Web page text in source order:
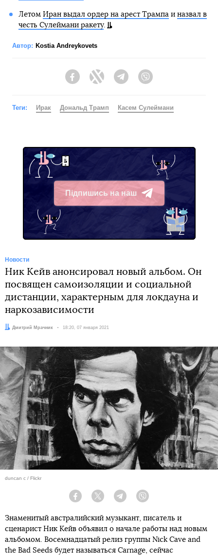
Летом Иран выдал ордер на арест Трампаи назвал в
честь Сулеймани ракету.
Автор: Kostia Andreykovets
FacebookTwitter Telegram
Теги: Ирак Дональд Трамп Касем Сулеймани
Підпишись на наш
Telegram
Новости
Ник Кейв анонсировал новый альбом. Он
посвящен самоизоляции и социальной
дистанции, характерным для локдауна и
наркозависимости
Автор:
Дмитрий Мрачник Дата:
18:20, 07 января 2021
duncan c / Flickr
Facebook Twitter Telegram
Знаменитый австралийский музыкант, писатель и
сценарист Ник Кейв объявил о начале работы над новым
альбомом. Восемнадцатый релиз группы Nick Cave and
the Bad Seeds будет называться Carnage, сейчас